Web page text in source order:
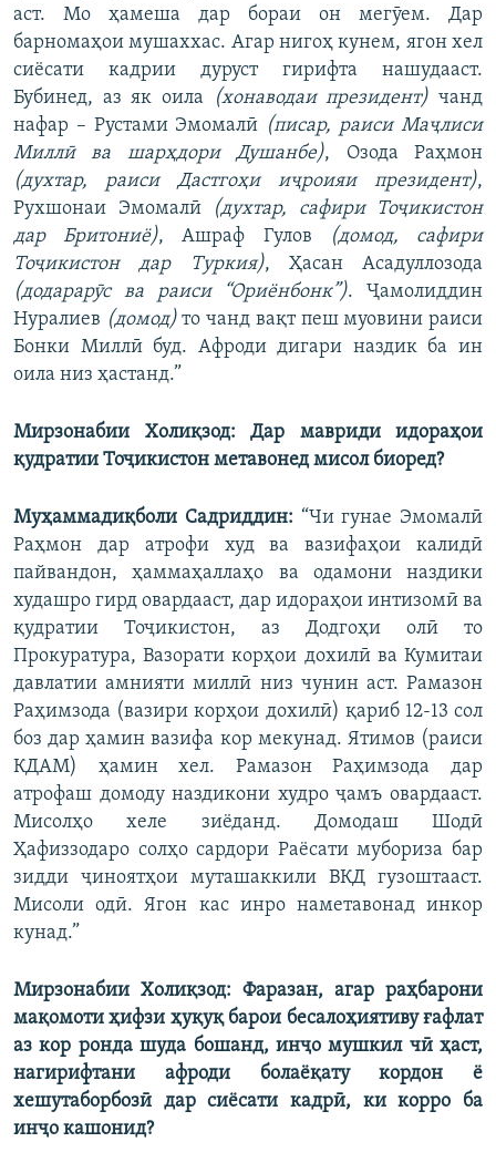
аст. Мо ҳамеша дар бораи он мегӯем. Дар
барномаҳои мушаххас. Агар нигоҳ кунем, ягон хел
сиёсати кадрии дуруст гирифта нашудааст.
Бубинед, аз як оила
(хонаводаи президент)чанд
нафар – Рустами Эмомалӣ (писар, раиси Маҷлиси
Миллӣ ва шарҳдори Душанбе), Озода Раҳмон
(духтар, раиси Дастгоҳи иҷроияи президент),
Рухшонаи Эмомалӣ
(духтар, сафири Тоҷикистон
дар Бритониё), Ашраф Гулов
(домод, сафири
Тоҷикистон дар Туркия), Ҳасан Асадуллозода
(додарарӯс ва раиси “Ориёнбонк”). Ҷамолиддин
Нуралиев (домод)то чанд вақт пеш муовини раиси
Бонки Миллӣ буд. Афроди дигари наздик ба ин
оила низ ҳастанд.”
Мирзонабии Холиқзод: Дар мавриди идораҳои
қудратии Тоҷикистон метавонед мисол биоред?
Муҳаммадиқболи Садриддин: “Чи гунае Эмомалӣ
Раҳмон дар атрофи худ ва вазифаҳои калидӣ
пайвандон, ҳаммаҳаллаҳо ва одамони наздики
худашро гирд овардааст, дар идораҳои интизомӣ ва
қудратии Тоҷикистон, аз Додгоҳи олӣ то
Прокуратура, Вазорати корҳои дохилӣ ва Кумитаи
давлатии амнияти миллӣ низ чунин аст. Рамазон
Раҳимзода (вазири корҳои дохилӣ) қариб 12-13 сол
боз дар ҳамин вазифа кор мекунад. Ятимов (раиси
КДАМ) ҳамин хел. Рамазон Раҳимзода дар
атрофаш домоду наздикони худро ҷамъ овардааст.
Мисолҳо хеле зиёданд. Домодаш Шодӣ
Ҳафиззодаро солҳо сардори Раёсати мубориза бар
зидди ҷиноятҳои муташаккили ВКД гузоштааст.
Мисоли одӣ. Ягон кас инро наметавонад инкор
кунад.”
Мирзонабии Холиқзод: Фаразан, агар раҳбарони
мақомоти ҳифзи ҳуқуқ барои бесалоҳиятиву ғафлат
аз кор ронда шуда бошанд, инҷо мушкил чӣ ҳаст,
нагирифтани афроди болаёқату кордон ё
хешутаборбозӣ дар сиёсати кадрӣ, ки корро ба
инҷо кашонид?